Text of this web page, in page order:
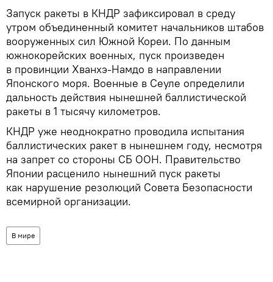
Запуск ракеты в КНДР зафиксировал в среду
утром объединенный комитет начальников штабов
вооруженных сил Южной Кореи. По данным
южнокорейских военных, пуск произведен
в провинции Хванхэ-Намдо в направлении
Японского моря. Военные в Сеуле определили
дальность действия нынешней баллистической
ракеты в 1 тысячу километров.
КНДР уже неоднократно проводила испытания
баллистических ракет в нынешнем году, несмотря
на запрет со стороны СБ ООН. Правительство
Японии расценило нынешний пуск ракеты
как нарушение резолюций Совета Безопасности
всемирной организации.
В мире